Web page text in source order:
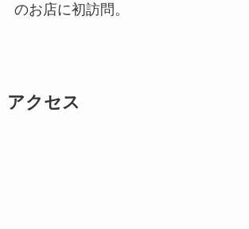
のお店に初訪問。
アクセス